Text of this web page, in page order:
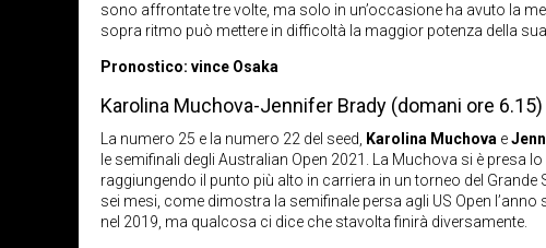
sono affrontate tre volte, ma solo in un’occasione ha avuto la
sopra ritmo può mettere in difficoltà la maggior potenza della
Pronostico: vince Osaka
Karolina Muchova-Jennifer Brady (domani ore 6.15)
La numero 25 e la numero 22 del seed, Karolina Muchova e
le semifinali degli Australian Open 2021. La Muchova si è presa
raggiungendo il punto più alto in carriera in un torneo del
sei mesi, come dimostra la semifinale persa agli US Open
nel 2019, ma qualcosa ci dice che stavolta finirà diversamente.